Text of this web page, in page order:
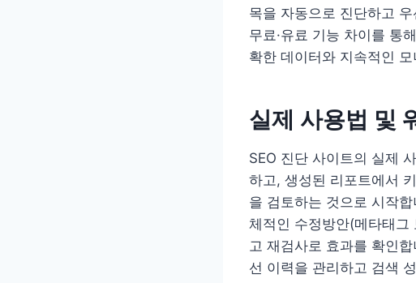
목을 자동으로 진단하고
무료·유료 기능 차이를 통
확한 데이터와 지속적인
실제 사용법 및
SEO 진단 사이트의 실제
하고, 생성된 리포트에서
을 검토하는 것으로 시작
체적인 수정방안(메타태
고 재검사로 효과를 확인
선 이력을 관리하고 검색